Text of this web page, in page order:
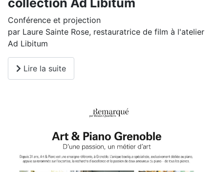
collection Ad Libitum
Conférence et projection
par Laure Sainte Rose, restauratrice de film à l'atelier
Ad Libitum
Lire la suite